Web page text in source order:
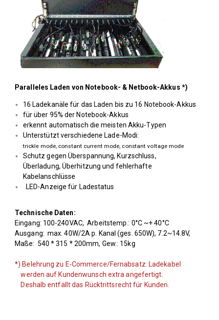
Paralleles Laden von Notebook- & Netbook-Akkus *)
16 Ladekanäle für das Laden bis zu 16 Notebook-Akkus
für über 95% der Notebook-Akkus
erkennt automatisch die meisten Akku-Typen
Unterstützt verschiedene Lade-Modi:
trickle mode, constant current mode, constant voltage mode
Schutz gegen Überspannung, Kurz­schluss,
Überladung, Überhitzung und fehlerhafte
Kabelanschlüsse
LED-Anzeige für Ladestatus
Technische Daten:
Eingang: 100-240VAC, Arbeitstemp.: 0°C ~+ 40°C
Ausgang: max. 40W/2A p. Kanal (ges. 650W), 7.2~14.8V,
Maße: 540 * 315 * 200mm, Gew.: 15kg
*) Belehrung zu E-Commerce/Fernabsatz: Ladekabel
werden auf Kundenwunsch extra angefertigt.
Deshalb entfällt das Rücktrittsrecht für Kunden.